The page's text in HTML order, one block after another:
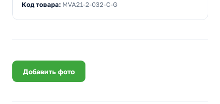
Код товара: MVA21-2-032-C-G
Добавить фото